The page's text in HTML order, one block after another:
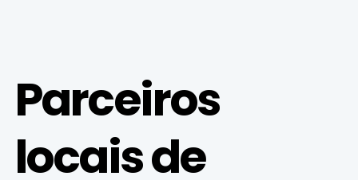
Parceiros
locais de